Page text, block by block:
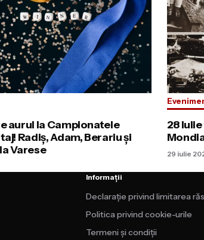
aurul la Campionatele
Radiş, Adam, Berariu și
Varese
28
29 iulie
Informații
Declarație privind limitarea
Politica privind cookie-urile
Termeni și condiții